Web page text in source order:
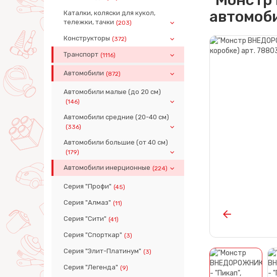
Каталки, коляски для кукол,
тележки, тачки (203)
Конструкторы (372)
Транспорт (1116)
Автомобили (872)
Автомобили малые (до 20 см)
(146)
Автомобили средние (20-40 см)
(336)
Автомобили большие (от 40 см)
(179)
Автомобили инерционные (224)
Серия "Профи" (45)
Серия "Алмаз" (11)
Серия "Сити" (41)
Серия "Спорткар" (3)
Серия "Элит-Платинум" (3)
Серия "Легенда" (9)